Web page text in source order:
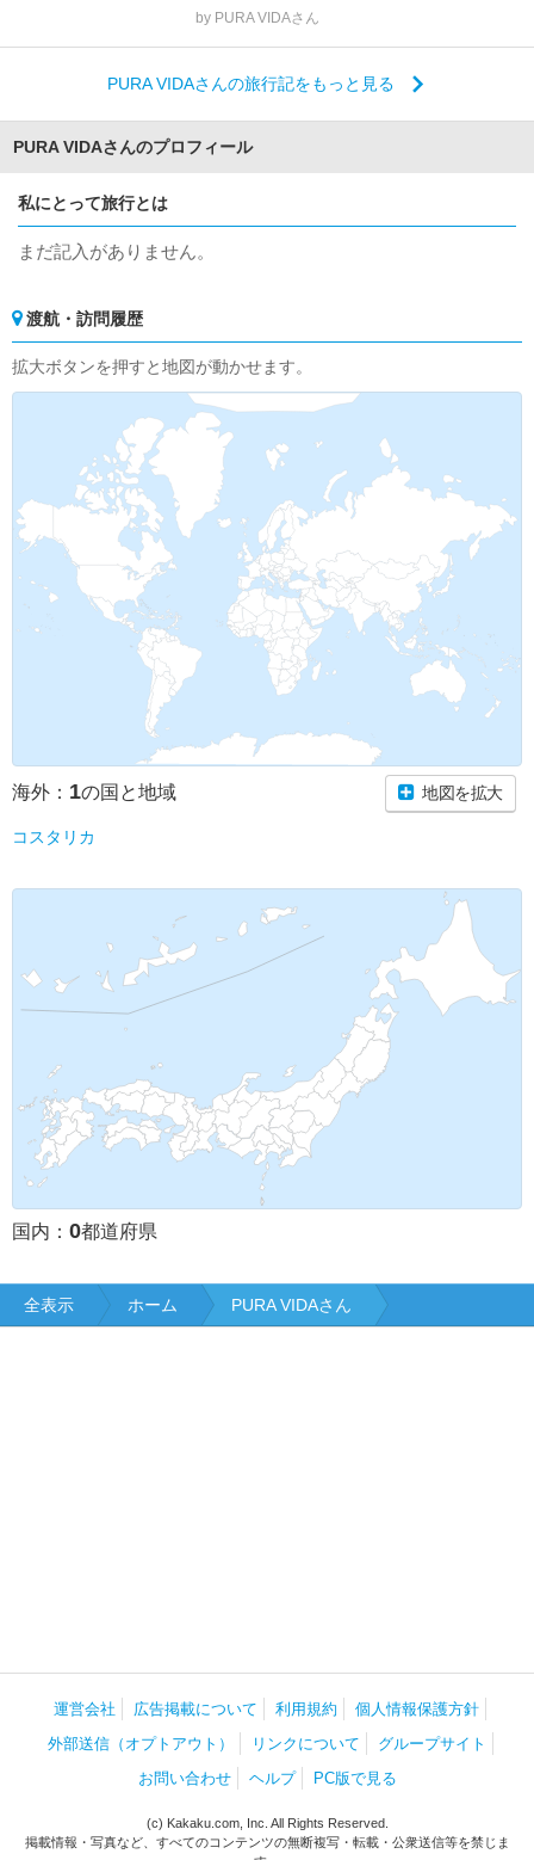
by PURA VIDAさん
PURA VIDAさんの旅行記をもっと見る
PURA VIDAさんのプロフィール
私にとって旅行とは
まだ記入がありません。
渡航・訪問履歴
拡大ボタンを押すと地図が動かせます。
海外： 1の国と地域 地図を拡大
コスタリカ
国内： 0都道府県
全表示 ホーム PURA VIDAさん
運営会社 広告掲載について 利用規約
個人情報保護方針
外部送信（オプトアウト）
リンクについて
グループサイト
お問い合わせ
ヘルプ PC版で見る
(c) Kakaku.com, Inc. All Rights Reserved.
掲載情報・写真など、すべてのコンテンツの無断複写・転載・公衆送信等を禁じま